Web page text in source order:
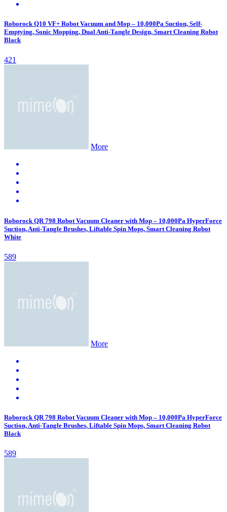
Roborock Q10 VF+ Robot Vacuum and Mop – 10,000Pa Suction, Self-
Emptying, Sonic Mopping, Dual Anti-Tangle Design, Smart Cleaning Robot
Black
421
More
Roborock QR 798 Robot Vacuum Cleaner with Mop – 10,000Pa HyperForce
Suction, Anti-Tangle Brushes, Liftable Spin Mops, Smart Cleaning Robot
White
589
More
Roborock QR 798 Robot Vacuum Cleaner with Mop – 10,000Pa HyperForce
Suction, Anti-Tangle Brushes, Liftable Spin Mops, Smart Cleaning Robot
Black
589